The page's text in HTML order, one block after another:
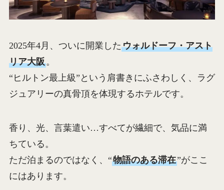
2025年4月、ついに開業したウォルドーフ・アスト
リア大阪。
“ヒルトン最上級”という肩書きにふさわしく、ラグ
ジュアリーの真骨頂を体現するホテルです。
香り、光、言葉遣い…すべてが繊細で、気品に満
ちている。
ただ泊まるのではなく、“物語のある滞在”がここ
にはあります。